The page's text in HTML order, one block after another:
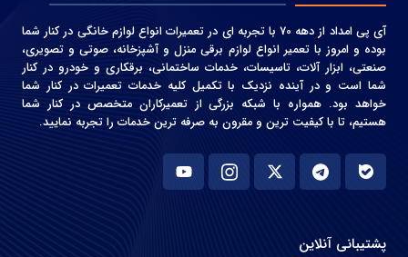
آی پی امداد از دهه 70 با تجربه ای در تعمیرات انواع لوازم خانگی در کنار شما
بوده و امروز با تعمیر انواع لوازم برقی منزل و آشپزخانه، صوتی و‌ تصویری،
صنعتی، ابزار آلات، تاسیسات، خدمات ساختمانی، برقکاری و خودرو در کنار
شما است و در آینده نزدیک با تکمیل کلیه خدمات تعمیرات در کنار شما
خواهد بود. همواره با شبکه بزرگی از تعمیرکاران متخصص در کنار شما
هستیم، تا با کیفیت ترین و مقرون به صرفه ترین خدمات را تجربه نمایید.
پشتیبانی آنلاین